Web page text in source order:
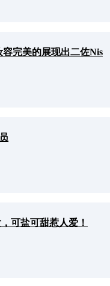
容完美的展现出二佐Nis
可盐可甜惹人爱！